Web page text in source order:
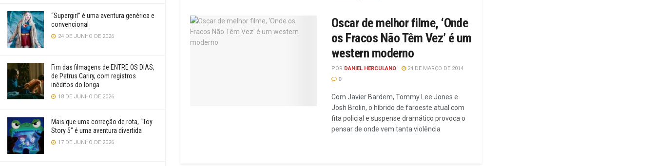
“Supergirl” é uma aventura genérica e
convencional
24 DE JUNHO DE 2026
Fim das filmagens de ENTRE OS DIAS,
de Petrus Cariry, com registros
inéditos do longa
18 DE JUNHO DE 2026
Mais que uma correção de rota, “Toy
Story 5” é uma aventura divertida
17 DE JUNHO DE 2026
Oscar de melhor filme, ‘Onde
os Fracos Não Têm Vez’ é um
western moderno
POR DANIEL HERCULANO
24 DE MARÇO DE 2014
0
Com Javier Bardem, Tommy Lee Jones e
Josh Brolin, o híbrido de faroeste atual com
fita policial e suspense dramático provoca o
pensar de onde vem tanta violência